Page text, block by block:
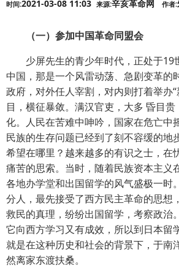
时间:2021-03-08 11:03 来源:辛亥革命网 作者:
（一）参加中国革命同盟会
少屏先生的青少年时代，正处于19
中国，那是一个风雷动荡、急剧变革的
政府，对外任人宰割，对内则打着举办
目，横征暴敛。满汉官吏，大多 昏目
化。人民在苦难中呻吟，国家在危亡中
民族的生存问题已经到了刻不容缓的地
希望在哪里？越来越多的有识之士，在
痛苦的思索。当时，随着民族资本主义
各地办学堂和出国留学的风气盛极一时
分人，最先接受了西方民主革命的思想
救民的真理，纷纷出国留学，考察政治
它向西方学习又有成效，所以到日本留
就是在这种历史和社会的背景下，于南
然离家东渡扶桑。